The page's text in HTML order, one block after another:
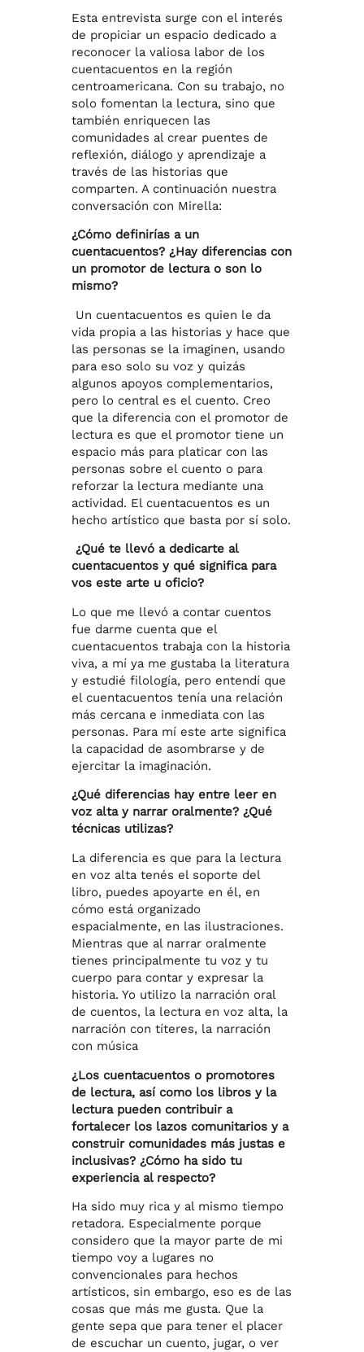
Esta entrevista surge con el interés
de propiciar un espacio dedicado a
reconocer la valiosa labor de los
cuentacuentos en la región
centroamericana. Con su trabajo, no
solo fomentan la lectura, sino que
también enriquecen las
comunidades al crear puentes de
reflexión, diálogo y aprendizaje a
través de las historias que
comparten. A continuación nuestra
conversación con Mirella:
¿Cómo definirías a un
cuentacuentos? ¿Hay diferencias con
un promotor de lectura o son lo
mismo?
Un cuentacuentos es quien le da
vida propia a las historias y hace que
las personas se la imaginen, usando
para eso solo su voz y quizás
algunos apoyos complementarios,
pero lo central es el cuento. Creo
que la diferencia con el promotor de
lectura es que el promotor tiene un
espacio más para platicar con las
personas sobre el cuento o para
reforzar la lectura mediante una
actividad. El cuentacuentos es un
hecho artístico que basta por sí solo.
¿Qué te llevó a dedicarte al
cuentacuentos y qué significa para
vos este arte u oficio?
Lo que me llevó a contar cuentos
fue darme cuenta que el
cuentacuentos trabaja con la historia
viva, a mí ya me gustaba la literatura
y estudié filología, pero entendí que
el cuentacuentos tenía una relación
más cercana e inmediata con las
personas. Para mí este arte significa
la capacidad de asombrarse y de
ejercitar la imaginación.
¿Qué diferencias hay entre leer en
voz alta y narrar oralmente? ¿Qué
técnicas utilizas?
La diferencia es que para la lectura
en voz alta tenés el soporte del
libro, puedes apoyarte en él, en
cómo está organizado
espacialmente, en las ilustraciones.
Mientras que al narrar oralmente
tienes principalmente tu voz y tu
cuerpo para contar y expresar la
historia. Yo utilizo la narración oral
de cuentos, la lectura en voz alta, la
narración con títeres, la narración
con música
¿Los cuentacuentos o promotores
de lectura, así como los libros y la
lectura pueden contribuir a
fortalecer los lazos comunitarios y a
construir comunidades más justas e
inclusivas? ¿Cómo ha sido tu
experiencia al respecto?
Ha sido muy rica y al mismo tiempo
retadora. Especialmente porque
considero que la mayor parte de mi
tiempo voy a lugares no
convencionales para hechos
artísticos, sin embargo, eso es de las
cosas que más me gusta. Que la
gente sepa que para tener el placer
de escuchar un cuento, jugar, o ver